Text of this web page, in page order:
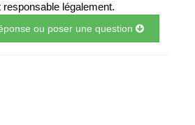
légalement.
ou poser une question